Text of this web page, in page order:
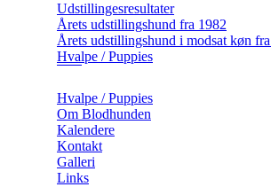
Udstillingesresultater
Årets udstillingshund fra 1982
Årets udstillingshund i modsat køn
Hvalpe / Puppies
Hvalpe / Puppies
Om Blodhunden
Kalendere
Kontakt
Galleri
Links